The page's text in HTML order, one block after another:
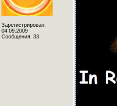
Зарегистрирован:
04.09.2009
Сообщения: 33